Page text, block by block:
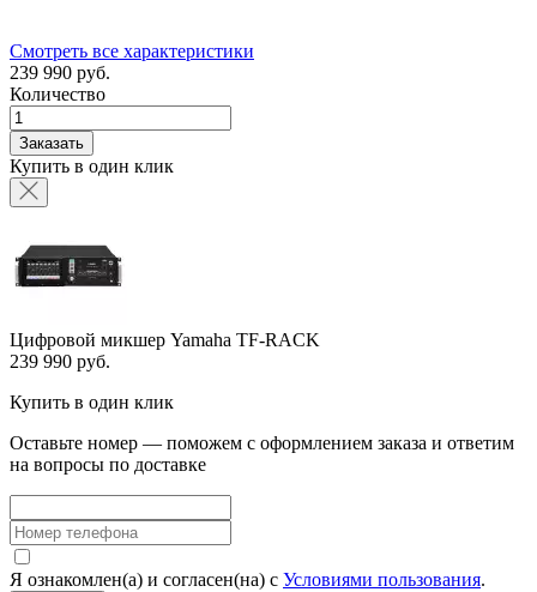
Смотреть все характеристики
239 990 руб.
Количество
Заказать
Купить в один клик
Цифровой микшер Yamaha TF-RACK
239 990 руб.
Купить в один клик
Оставьте номер — поможем с оформлением заказа и ответим
на вопросы по доставке
Я ознакомлен(а) и согласен(на) с Условиями пользования.